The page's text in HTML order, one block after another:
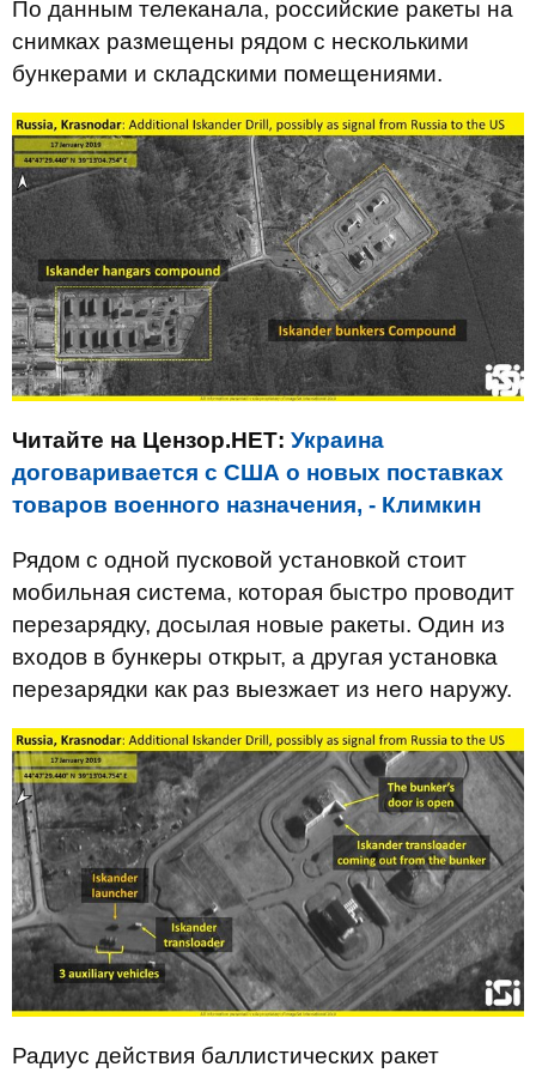
По данным телеканала, российские ракеты на
снимках размещены рядом с несколькими
бункерами и складскими помещениями.
Читайте на Цензор.НЕТ: Украина
договаривается с США о новых поставках
товаров военного назначения, - Климкин
Рядом с одной пусковой установкой стоит
мобильная система, которая быстро проводит
перезарядку, досылая новые ракеты. Один из
входов в бункеры открыт, а другая установка
перезарядки как раз выезжает из него наружу.
Радиус действия баллистических ракет